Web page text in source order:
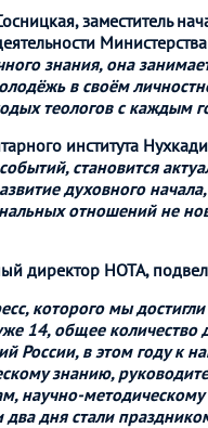
заместитель
знания, она
в своём
теологов с каждым
института
становится
духовного
отношений не
директор НОТА,
которого мы
14, общее количество
России, в этом году к
знанию,
научно-
два дня стали